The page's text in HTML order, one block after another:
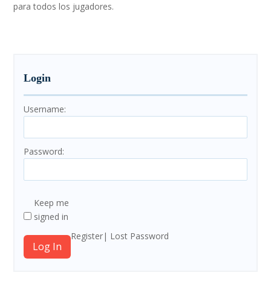
para todos los jugadores.
Login
Username:
Password:
Keep me
signed in
Log In
Register Lost Password